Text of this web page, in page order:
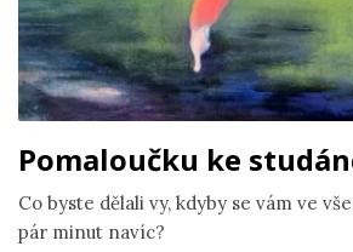
Pomaloučku ke
Co byste dělali vy, kdyby se vám ve
pár minut navíc?